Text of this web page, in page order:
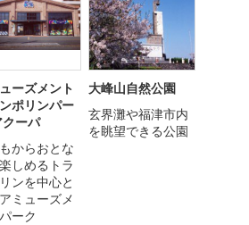
ーズメント
ポリンパー
ーパ
からおとな
しめるトラ
ンを中心と
ミューズメ
ーク
大峰山自然公園
玄界灘や福津市内
を眺望できる公園